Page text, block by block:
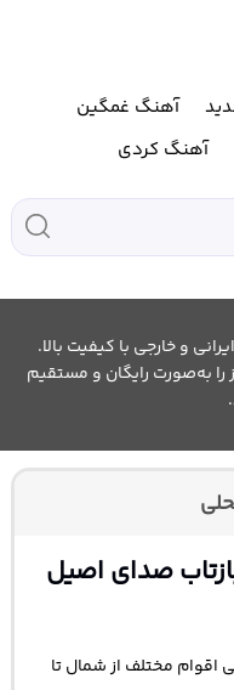
آهنگ غمگین
آهنگ کردی
و خارجی با کیفیت بالا.
را به‌صورت رایگان و مستقیم
صدای اصیل
اقوام مختلف از شمال تا